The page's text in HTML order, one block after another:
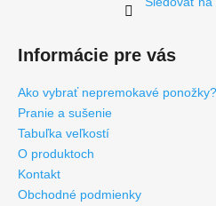
Informácie pre vás
Ako vybrať nepremokavé ponožky?
Pranie a sušenie
Tabuľka veľkostí
O produktoch
Kontakt
Obchodné podmienky